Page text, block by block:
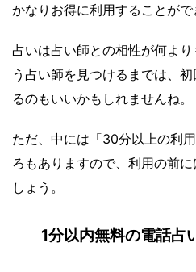
かなりお得に利用することがで
占いは占い師との相性が何よ
う占い師を見つけるまでは、
るのもいいかもしれませんね。
ただ、中には「30分以上の利
ろもありますので、利用の前
しょう。
1分以内無料の電話占